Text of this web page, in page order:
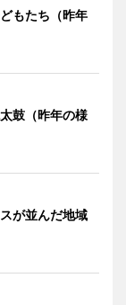
もたち（昨年
鼓（昨年の様
が並んだ地域